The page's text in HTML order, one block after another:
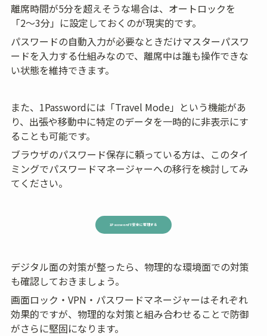
離席時間が5分を超えそうな場合は、オートロックを
「2〜3分」に設定しておくのが現実的です。
パスワードの自動入力が必要なときだけマスターパスワ
ードを入力する仕組みなので、離席中は誰も操作できな
い状態を維持できます。
また、1Passwordには「Travel Mode」という機能があ
り、出張や移動中に特定のデータを一時的に非表示にす
ることも可能です。
ブラウザのパスワード保存に頼っている方は、このタイ
ミングでパスワードマネージャーへの移行を検討してみ
てください。
1Passwordで安全に管理する
デジタル面の対策が整ったら、物理的な環境面での対策
も確認しておきましょう。
画面ロック・VPN・パスワードマネージャーはそれぞれ
効果的ですが、物理的な対策と組み合わせることで防御
がさらに堅固になります。